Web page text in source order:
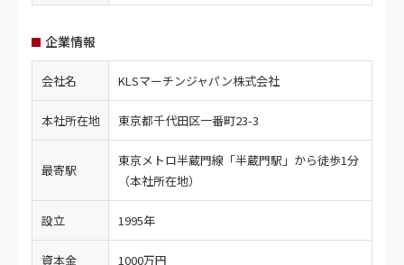
企業情報
会社名 KLSマーチンジャパン株式会社
本社所在地 東京都千代田区一番町23-3
最寄駅
東京メトロ半蔵門線「半蔵門駅」から徒歩1分
（本社所在地）
設立 1995年
資本金 1000万円